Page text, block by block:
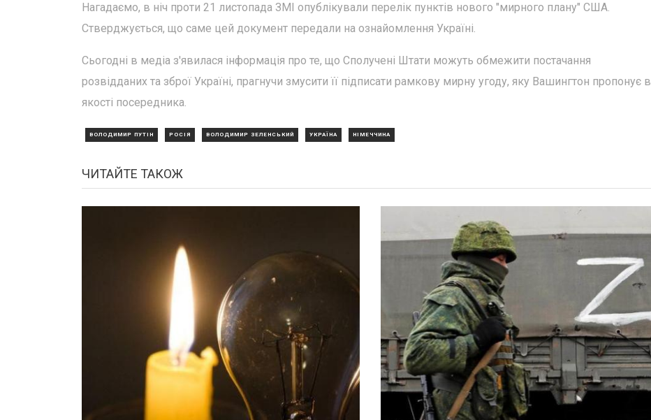
Нагадаємо, в ніч проти 21 листопада ЗМІ опублікували перелік пунктів нового "мирного плану" США.
Стверджується, що саме цей документ передали на ознайомлення Україні.
Сьогодні в медіа з'явилася інформація про те, що Сполучені Штати можуть обмежити постачання
розвідданих та зброї Україні, прагнучи змусити її підписати рамкову мирну угоду, яку Вашингтон пропонує в
якості посередника.
ВОЛОДИМИР ПУТІН РОСІЯ ВОЛОДИМИР ЗЕЛЕНСЬКИЙ УКРАЇНА НІМЕЧЧИНА
ЧИТАЙТЕ ТАКОЖ